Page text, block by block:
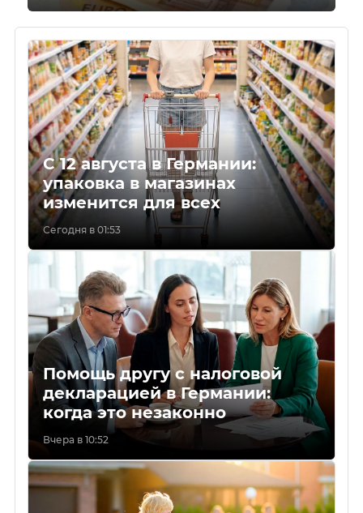
С 12 августа в Германии:
упаковка в магазинах
изменится для всех
Сегодня в 01:53
Помощь другу с налоговой
декларацией в Германии:
когда это незаконно
Вчера в 10:52